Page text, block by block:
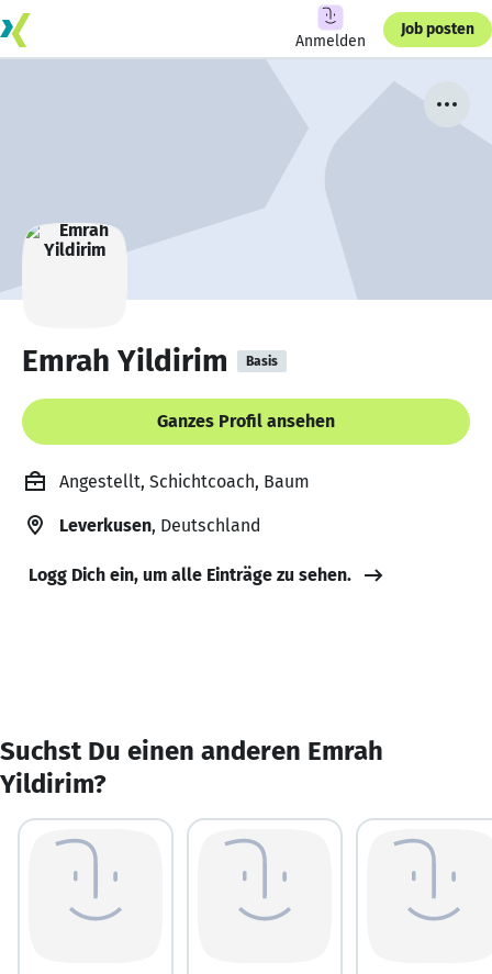
Anmelden
Job posten
Emrah Yildirim Basis
Ganzes Profil ansehen
Angestellt, Schichtcoach, Baum
Leverkusen, Deutschland
Logg Dich ein, um alle Einträge zu sehen.
Suchst Du einen anderen Emrah
Yildirim?